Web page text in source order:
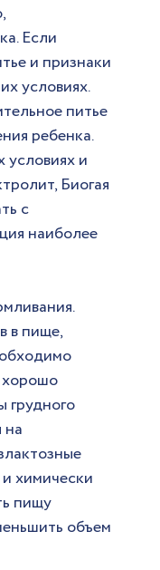
Если
и признаки
условиях.
питье
ребенка.
и
Биогая
с
наиболее
в пище,
хорошо
грудного
на
химически
пищу
объем